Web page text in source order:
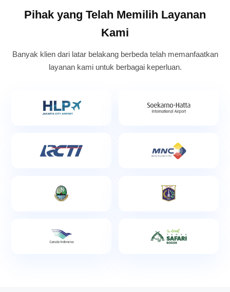
Pihak yang Telah Memilih Layanan
Kami
Banyak klien dari latar belakang berbeda telah memanfaatkan
layanan kami untuk berbagai keperluan.